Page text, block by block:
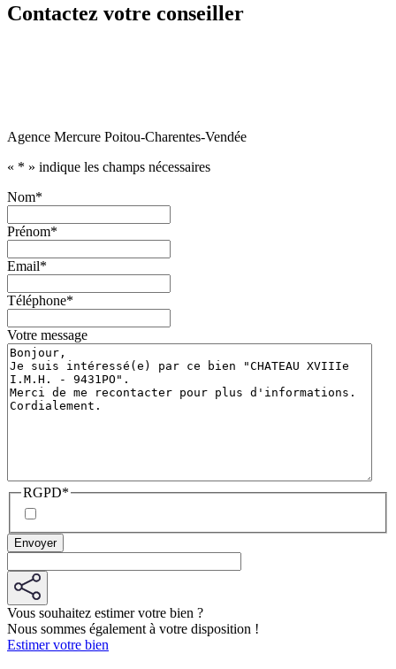
Contactez votre conseiller
Agence Mercure Poitou-Charentes-Vendée
« * » indique les champs nécessaires
Nom*
Prénom*
Email*
Téléphone*
Votre message
RGPD*
Vous souhaitez estimer votre bien ?
Nous sommes également à votre disposition !
Estimer votre bien